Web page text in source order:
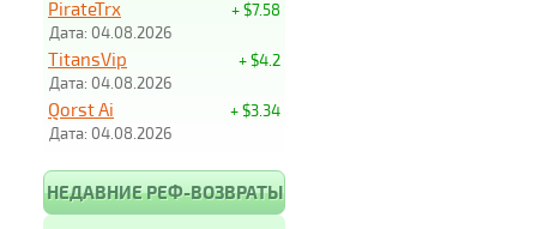
+ $7.58
PirateTrx
Дата: 04.08.2026
+ $4.2
TitansVip
Дата: 04.08.2026
+ $3.34
Qorst Ai
Дата: 04.08.2026
НЕДАВНИЕ РЕФ-ВОЗВРАТЫ